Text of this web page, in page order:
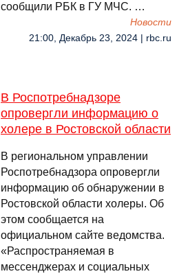
сообщили РБК в ГУ МЧС. …
Новости
21:00, Декабрь 23, 2024 | rbc.ru
В Роспотребнадзоре
опровергли информацию о
холере в Ростовской области
В региональном управлении
Роспотребнадзора опровергли
информацию об обнаружении в
Ростовской области холеры. Об
этом сообщается на
официальном сайте ведомства.
«Распространяемая в
мессенджерах и социальных